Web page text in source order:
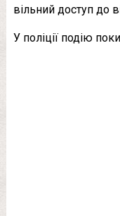
вільний доступ до
У поліції подію